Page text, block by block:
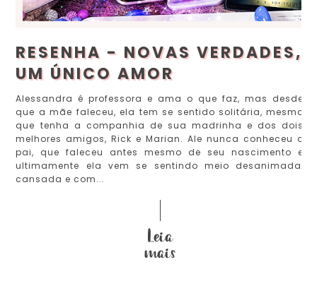
RESENHA - NOVAS VERDADES,
UM ÚNICO AMOR
Alessandra é professora e ama o que faz, mas desde
que a mãe faleceu, ela tem se sentido solitária, mesmo
que tenha a companhia de sua madrinha e dos dois
melhores amigos, Rick e Marian. Ale nunca conheceu o
pai, que faleceu antes mesmo de seu nascimento e
ultimamente ela vem se sentindo meio desanimada,
cansada e com...